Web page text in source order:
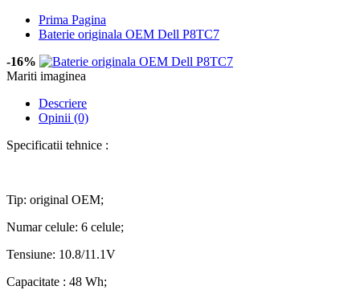
Prima Pagina
Baterie originala OEM Dell P8TC7
-16%
Mariti imaginea
Descriere
Opinii (0)
Specificatii tehnice :
Tip: original OEM;
Numar celule: 6 celule;
Tensiune: 10.8/11.1V
Capacitate : 48 Wh;